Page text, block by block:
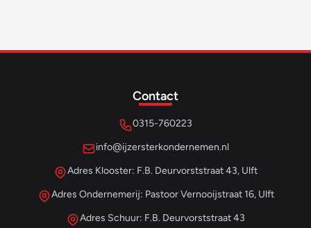
Contact
0315-760223
info@ijzersterkondernemen.nl
Adres Klooster: F.B. Deurvorststraat 43, Ulft
Adres Ondernemerij: Pastoor Vernooijstraat 16, Ulft
Adres Schuur: F.B. Deurvorststraat 43